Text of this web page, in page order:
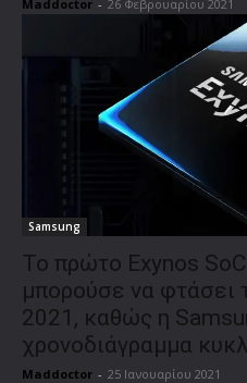
Maddoctor - 26 Φεβρουαρίου 2021
Samsung
Το πρώτο Exynos
μπορούσε να φτάσει
2021, καθώς η
χρονοδιάγραμμα
Maddoctor - 25 Ιανουαρίου 2021